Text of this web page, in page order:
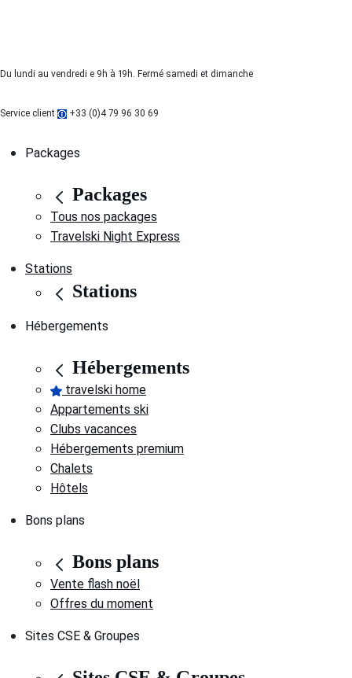
Du lundi au vendredi e 9h à 19h. Fermé samedi et dimanche
Service client +33 (0)4 79 96 30 69
Packages
Packages
Tous nos packages
Travelski Night Express
Stations
Stations
Hébergements
Hébergements
travelski home
Appartements ski
Clubs vacances
Hébergements premium
Chalets
Hôtels
Bons plans
Bons plans
Vente flash noël
Offres du moment
Sites CSE & Groupes